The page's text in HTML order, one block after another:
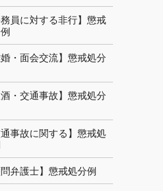
務員に対する非行】懲戒
婚・面会交流】懲戒処分
酒・交通事故】懲戒処分
通事故に関する】懲戒処
問弁護士】懲戒処分例